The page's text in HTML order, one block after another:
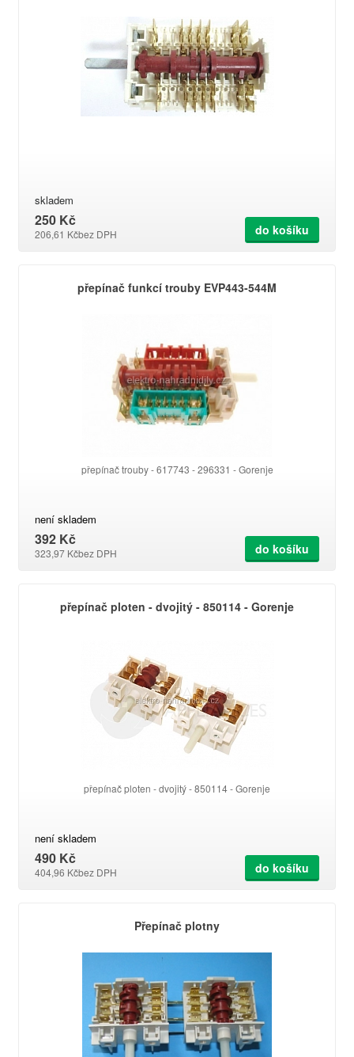
skladem
250 Kč
206,61 Kčbez DPH do košíku
přepínač funkcí trouby EVP443-544M
přepínač trouby - 617743 - 296331 - Gorenje
není skladem
392 Kč
323,97 Kčbez DPH do košíku
přepínač ploten - dvojitý - 850114 - Gorenje
přepínač ploten - dvojitý - 850114 - Gorenje
není skladem
490 Kč
404,96 Kčbez DPH do košíku
Přepínač plotny